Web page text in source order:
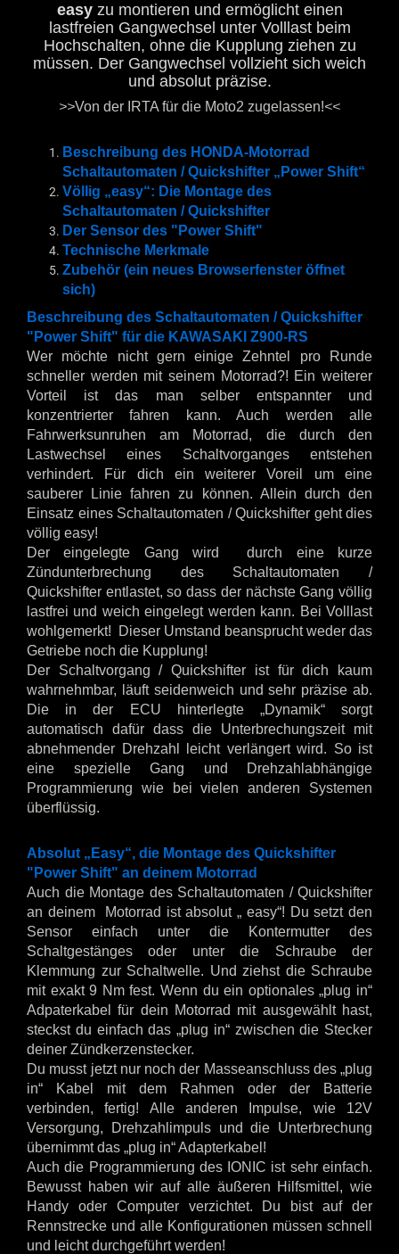
easyzu montieren und ermöglicht einen
lastfreien Gangwechsel unter Volllast beim
Hochschalten, ohne die Kupplung ziehen zu
müssen. Der Gangwechsel vollzieht sich weich
und absolut präzise.
>>Von der IRTA für die Moto2 zugelassen!<<
Beschreibung des HONDA-Motorrad
Schaltautomaten / Quickshifter „Power Shift“
Völlig „easy“: Die Montage des
Schaltautomaten / Quickshifter
Der Sensor des "Power Shift"
Technische Merkmale
Zubehör (ein neues Browserfenster öffnet
sich)
Beschreibung des Schaltautomaten / Quickshifter
"Power Shift" für die KAWASAKI Z900-RS
Wer möchte nicht gern einige Zehntel pro Runde
schneller werden mit seinem Motorrad?! Ein weiterer
Vorteil ist das man selber entspannter und
konzentrierter fahren kann. Auch werden alle
Fahrwerksunruhen am Motorrad, die durch den
Lastwechsel eines Schaltvorganges entstehen
verhindert. Für dich ein weiterer Voreil um eine
sauberer Linie fahren zu können. Allein durch den
Einsatz eines Schaltautomaten / Quickshifter geht dies
völlig easy!
Der eingelegte Gang wird durch eine kurze
Zündunterbrechung des Schaltautomaten /
Quickshifter entlastet, so dass der nächste Gang völlig
lastfrei und weich eingelegt werden kann. Bei Volllast
wohlgemerkt! Dieser Umstand beansprucht weder das
Getriebe noch die Kupplung!
Der Schaltvorgang / Quickshifter ist für dich kaum
wahrnehmbar, läuft seidenweich und sehr präzise ab.
Die in der ECU hinterlegte „Dynamik“ sorgt
automatisch dafür dass die Unterbrechungszeit mit
abnehmender Drehzahl leicht verlängert wird. So ist
eine spezielle Gang und Drehzahlabhängige
Programmierung wie bei vielen anderen Systemen
überflüssig.
Absolut „Easy“, die Montage des Quickshifter
"Power Shift" an deinem Motorrad
Auch die Montage des Schaltautomaten / Quickshifter
an deinem Motorrad ist absolut „ easy“! Du setzt den
Sensor einfach unter die Kontermutter des
Schaltgestänges oder unter die Schraube der
Klemmung zur Schaltwelle. Und ziehst die Schraube
mit exakt 9 Nm fest. Wenn du ein optionales „plug in“
Adpaterkabel für dein Motorrad mit ausgewählt hast,
steckst du einfach das „plug in“ zwischen die Stecker
deiner Zündkerzenstecker.
Du musst jetzt nur noch der Masseanschluss des „plug
in“ Kabel mit dem Rahmen oder der Batterie
verbinden, fertig! Alle anderen Impulse, wie 12V
Versorgung, Drehzahlimpuls und die Unterbrechung
übernimmt das „plug in“ Adapterkabel!
Auch die Programmierung des IONIC ist sehr einfach.
Bewusst haben wir auf alle äußeren Hilfsmittel, wie
Handy oder Computer verzichtet. Du bist auf der
Rennstrecke und alle Konfigurationen müssen schnell
und leicht durchgeführt werden!